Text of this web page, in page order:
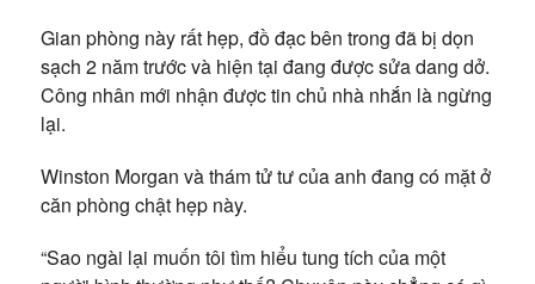
Gian phòng này rất hẹp, đồ đạc bên trong đã bị dọn
sạch 2 năm trước và hiện tại đang được sửa dang dở.
Công nhân mới nhận được tin chủ nhà nhắn là ngừng
lại.
Winston Morgan và thám tử tư của anh đang có mặt ở
căn phòng chật hẹp này.
“Sao ngài lại muốn tôi tìm hiểu tung tích của một